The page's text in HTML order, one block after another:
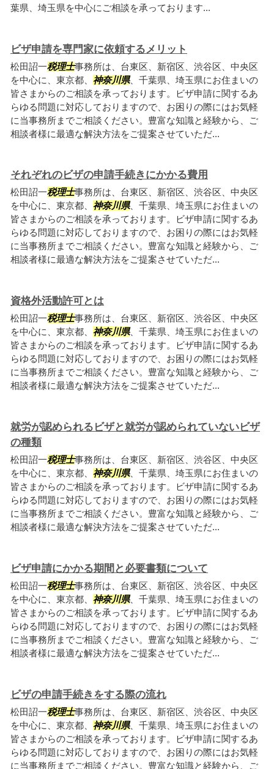
葉県、埼玉県を中心にご相談を承っております...
ビザ申請を専門家に依頼するメリット
松田詔一税理士事務所は、台東区、新宿区、渋谷区、中央区
を中心に、東京都、 神奈川県、千葉県、埼玉県にお住まいの
皆さまからのご相談を承っております。ビザ申請に関するあ
らゆる問題に対応しておりますので、お困りの際にはお気軽
に当事務所までご相談ください。豊富な知識と経験から、ご
相談者様に最適な解決方法をご提案させていただ...
それぞれのビザの申請手続きにかかる費用
松田詔一税理士事務所は、台東区、新宿区、渋谷区、中央区
を中心に、東京都、 神奈川県、千葉県、埼玉県にお住まいの
皆さまからのご相談を承っております。ビザ申請に関するあ
らゆる問題に対応しておりますので、お困りの際にはお気軽
に当事務所までご相談ください。豊富な知識と経験から、ご
相談者様に最適な解決方法をご提案させていただ...
資格外活動許可とは
松田詔一税理士事務所は、台東区、新宿区、渋谷区、中央区
を中心に、東京都、 神奈川県、千葉県、埼玉県にお住まいの
皆さまからのご相談を承っております。ビザ申請に関するあ
らゆる問題に対応しておりますので、お困りの際にはお気軽
に当事務所までご相談ください。豊富な知識と経験から、ご
相談者様に最適な解決方法をご提案させていただ...
就労が認められるビザと就労が認められていないビザ
の種類
松田詔一税理士事務所は、台東区、新宿区、渋谷区、中央区
を中心に、東京都、 神奈川県、千葉県、埼玉県にお住まいの
皆さまからのご相談を承っております。ビザ申請に関するあ
らゆる問題に対応しておりますので、お困りの際にはお気軽
に当事務所までご相談ください。豊富な知識と経験から、ご
相談者様に最適な解決方法をご提案させていただ...
ビザ申請にかかる期間と必要書類について
松田詔一税理士事務所は、台東区、新宿区、渋谷区、中央区
を中心に、東京都、 神奈川県、千葉県、埼玉県にお住まいの
皆さまからのご相談を承っております。ビザ申請に関するあ
らゆる問題に対応しておりますので、お困りの際にはお気軽
に当事務所までご相談ください。豊富な知識と経験から、ご
相談者様に最適な解決方法をご提案させていただ...
ビザの申請手続きをする際の流れ
松田詔一税理士事務所は、台東区、新宿区、渋谷区、中央区
を中心に、東京都、 神奈川県、千葉県、埼玉県にお住まいの
皆さまからのご相談を承っております。ビザ申請に関するあ
らゆる問題に対応しておりますので、お困りの際にはお気軽
に当事務所までご相談ください。豊富な知識と経験から、ご